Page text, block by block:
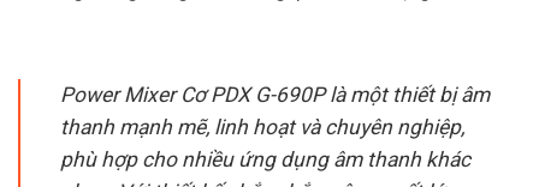
Power Mixer Cơ PDX G-690P là một thiết bị âm
thanh mạnh mẽ, linh hoạt và chuyên nghiệp,
phù hợp cho nhiều ứng dụng âm thanh khác